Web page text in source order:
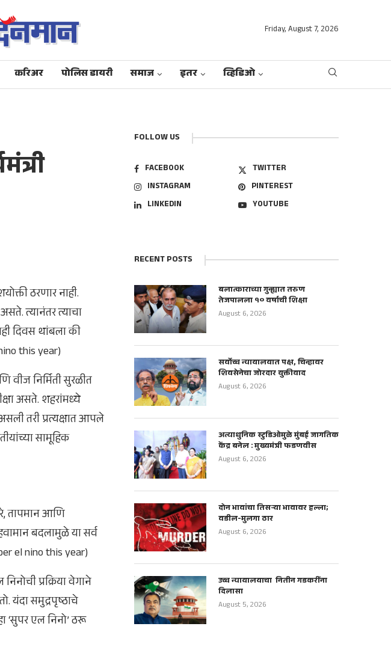
Friday, August 7, 2026
करिअर पोलिस डायरी समाज इतर व्हिडिओ
ठरणार नाही.
त्यानंतर त्याचा
दिवस थांबला की
this year)
निर्मिती सुरळीत
असते. शहरांमध्ये
तरी प्रत्यक्षात आपले
सामूहिक
तापमान आणि
बदलामुळे या सर्व
el nino this year)
प्रक्रिया वेगाने
यंदा समुद्रपृष्ठाचे
‘सुपर एल निनो’ ठरू
FOLLOW US
FACEBOOK
TWITTER
INSTAGRAM
PINTEREST
LINKEDIN
YOUTUBE
RECENT POSTS
बलात्काराच्या गुन्ह्यात तरुण
तेजपालला १० वर्षाची शिक्षा
August 6, 2026
सर्वोच्च न्यायालयात पक्ष, चिन्हावर
शिवसेनेचा जोरदार युक्तीवाद
August 6, 2026
अत्याधुनिक स्टुडिओमुळे मुंबई जागतिक
केंद्र बनेल : मुख्यमंत्री फडणवीस
August 6, 2026
दोन भावांचा तिसऱ्या भावावर हल्ला;
वडील-मुलगा ठार
August 6, 2026
उच्च न्यायालयाचा नितीन गडकरींना
दिलासा
August 5, 2026